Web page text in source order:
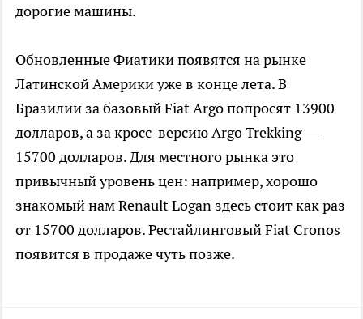
дорогие машины.
Обновленные Фиатики появятся на рынке
Латинской Америки уже в конце лета. В
Бразилии за базовый Fiat Argo попросят 13900
долларов, а за кросс-версию Argo Trekking —
15700 долларов. Для местного рынка это
привычный уровень цен: например, хорошо
знакомый нам Renault Logan здесь стоит как раз
от 15700 долларов. Рестайлинговый Fiat Cronos
появится в продаже чуть позже.